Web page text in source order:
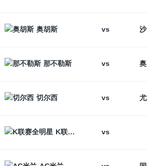
奥胡斯 vs
那不勒斯 vs
切尔西 vs
K联赛全明星 vs